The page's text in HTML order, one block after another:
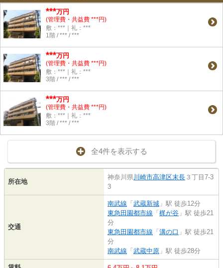
***万円
(管理費・共益費 ***円)
敷：***｜礼：***
1階 / *** / ***
***万円
(管理費・共益費 ***円)
敷：***｜礼：***
3階 / *** / ***
***万円
(管理費・共益費 ***円)
敷：***｜礼：***
3階 / *** / ***
全4件を表示する
所在地
神奈川県川崎市高津区末長 ３丁目7-3
3
交通
南武線 「 武蔵新城 」駅 徒歩12分
東急田園都市線 「 梶が谷 」駅 徒歩21
分
東急田園都市線 「 溝の口 」駅 徒歩21
分
南武線 「 武蔵中原 」駅 徒歩28分